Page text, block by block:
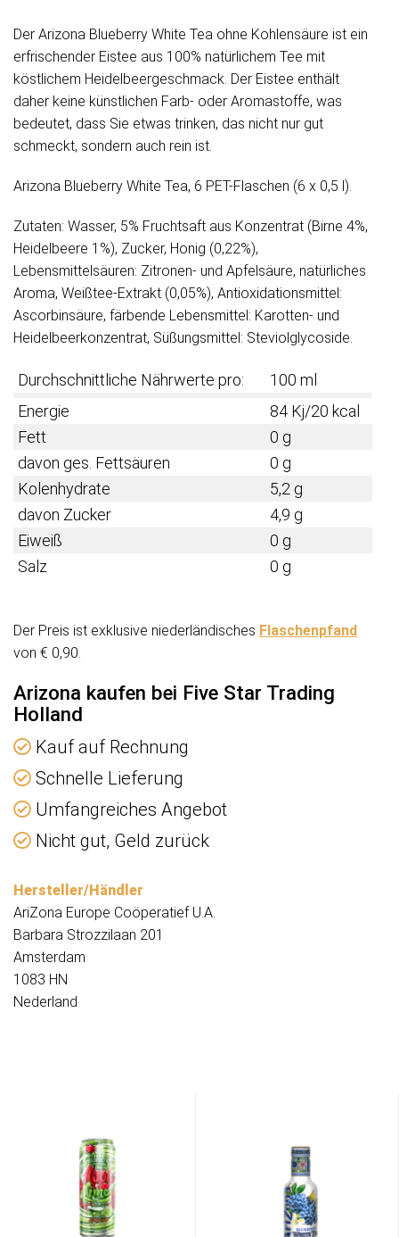
Der Arizona Blueberry White Tea ohne Kohlensäure ist ein
erfrischender Eistee aus 100% natürlichem Tee mit
köstlichem Heidelbeergeschmack. Der Eistee enthält
daher keine künstlichen Farb- oder Aromastoffe, was
bedeutet, dass Sie etwas trinken, das nicht nur gut
schmeckt, sondern auch rein ist.
Arizona Blueberry White Tea, 6 PET-Flaschen (6 x 0,5 l).
Zutaten: Wasser, 5% Fruchtsaft aus Konzentrat (Birne 4%,
Heidelbeere 1%), Zucker, Honig (0,22%),
Lebensmittelsäuren: Zitronen- und Apfelsäure, natürliches
Aroma, Weißtee-Extrakt (0,05%), Antioxidationsmittel:
Ascorbinsäure, färbende Lebensmittel: Karotten- und
Heidelbeerkonzentrat, Süßungsmittel: Steviolglycoside.
Durchschnittliche Nährwerte pro:
100 ml
Energie
84 Kj/20 kcal
Fett
0 g
davon ges. Fettsäuren
0 g
Kolenhydrate
5,2 g
davon Zucker
4,9 g
Eiweiß
0 g
Salz
0 g
Der Preis ist exklusive niederländisches Flaschenpfand
von € 0,90.
Arizona kaufen bei Five Star Trading
Holland
Kauf auf Rechnung
Schnelle Lieferung
Umfangreiches Angebot
Nicht gut, Geld zurück
Hersteller/Händler
AriZona Europe Coöperatief U.A.
Barbara Strozzilaan 201
Amsterdam
1083 HN
Nederland